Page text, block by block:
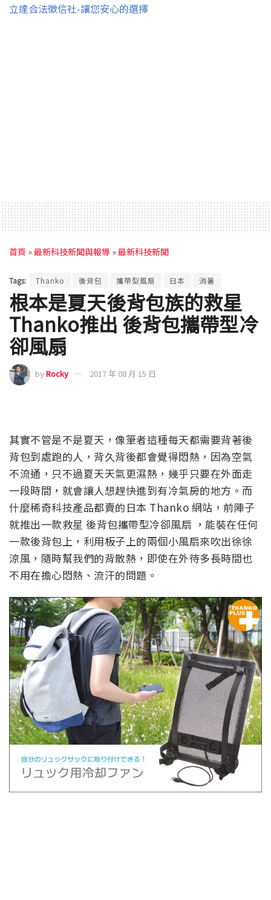
立達合法徵信社-讓您安心的選擇
首頁 »最新科技新聞與報導 »最新科技新聞
Tags: Thanko 後背包 攜帶型風扇 日本 消暑
根本是夏天後背包族的救星
Thanko推出 後背包攜帶型冷
卻風扇
byRocky 2017 年 08 月 15 日
其實不管是不是夏天，像筆者這種每天都需要背著後
背包到處跑的人，背久背後都會覺得悶熱，因為空氣
不流通，只不過夏天天氣更濕熱，幾乎只要在外面走
一段時間，就會讓人想趕快進到有冷氣房的地方。而
什麼稀奇科技產品都賣的日本 Thanko 網站，前陣子
就推出一款救星 後背包攜帶型冷卻風扇 ，能裝在任何
一款後背包上，利用板子上的兩個小風扇來吹出徐徐
涼風，隨時幫我們的背散熱，即使在外待多長時間也
不用在擔心悶熱、流汗的問題。